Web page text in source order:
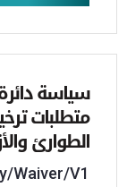
سياسة
متطلبات
الطوارئ
Waiver/V1